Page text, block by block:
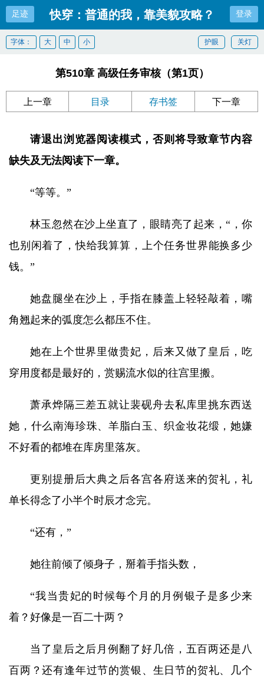
足迹 快穿：普通的我，靠美貌攻略？ 登录
关灯
护眼
字体： 大 中 小
第510章 高级任务审核（第1页）
上一章 目录 存书签 下一章
请退出浏览器阅读模式，否则将导致章节内容
缺失及无法阅读下一章。
“等等。”
林玉忽然在沙上坐直了，眼睛亮了起来，“，你
也别闲着了，快给我算算，上个任务世界能换多少
钱。”
她盘腿坐在沙上，手指在膝盖上轻轻敲着，嘴
角翘起来的弧度怎么都压不住。
她在上个世界里做贵妃，后来又做了皇后，吃
穿用度都是最好的，赏赐流水似的往宫里搬。
萧承烨隔三差五就让裴砚舟去私库里挑东西送
她，什么南海珍珠、羊脂白玉、织金妆花缎，她嫌
不好看的都堆在库房里落灰。
更别提册后大典之后各宫各府送来的贺礼，礼
单长得念了小半个时辰才念完。
“还有，”
她往前倾了倾身子，掰着手指头数，
“我当贵妃的时候每个月的月例银子是多少来
着？好像是一百二十两？
当了皇后之后月例翻了好几倍，五百两还是八
百两？还有逢年过节的赏银、生日节的贺礼、几个